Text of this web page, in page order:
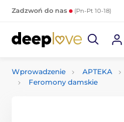
Zadzwoń do nas (Pn-Pt 10-18)
Wprowadzenie APTEKA
Feromony damskie